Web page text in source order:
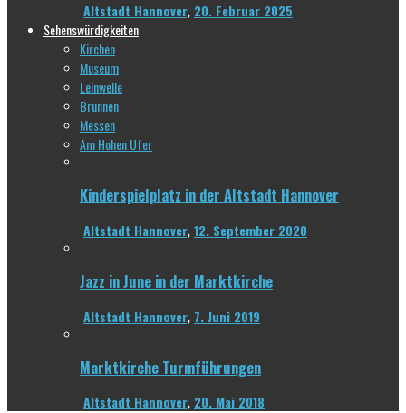
Altstadt Hannover, 20. Februar 2025
Sehenswürdigkeiten
Kirchen
Museum
Leinwelle
Brunnen
Messen
Am Hohen Ufer
Kinderspielplatz in der Altstadt Hannover
Altstadt Hannover,12. September 2020
Jazz in June in der Marktkirche
Altstadt Hannover, 7. Juni 2019
Marktkirche Turmführungen
Altstadt Hannover, 20. Mai 2018